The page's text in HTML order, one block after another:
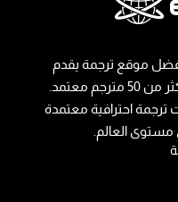
موقع ترجمة يقدم
خدمة الترجمة الي جميع اللغات. اكثر من 50 مترجم معتمد.
اللغات ترجمة احترافية معتمدة
العالم.